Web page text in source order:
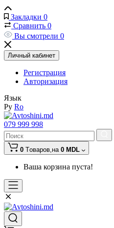
Закладки 0
Сравнить 0
Вы смотрели 0
Личный кабинет
Регистрация
Авторизация
Язык
Ру Ro
079 999 998
0 Tоваров,на 0 MDL
Ваша корзина пуста!